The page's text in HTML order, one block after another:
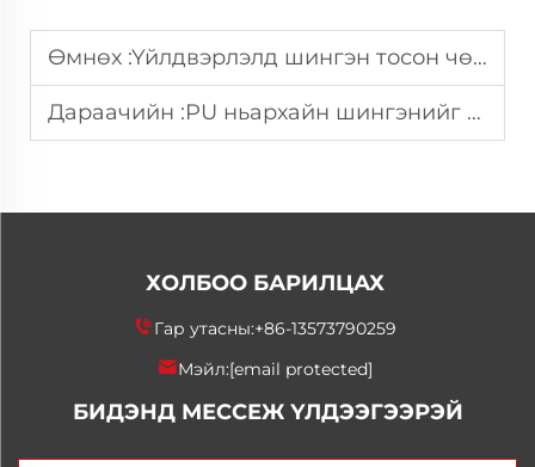
Өмнөх :Үйлдвэрлэлд шингэн тосон чөлөөлөх бодис ашиглагдаж буйгийн гол давуу тал
Дараачийн :PU ньархайн шингэнийг хамгийн сайн үр дүнтэй болгохын тулд хэрхэн хэрэглэх вэ?
ХОЛБОО БАРИЛЦАХ
Гар утасны:+86-13573790259
Мэйл:[email protected]
БИДЭНД МЕССЕЖ ҮЛДЭЭГЭЭРЭЙ